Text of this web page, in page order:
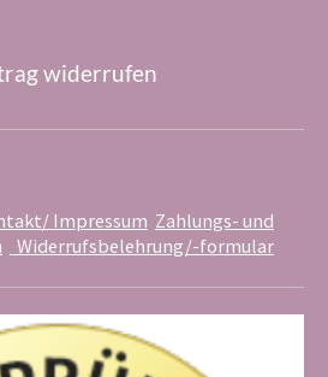
widerrufen
Impressum Zahlungs- und
Widerrufsbelehrung/-formular